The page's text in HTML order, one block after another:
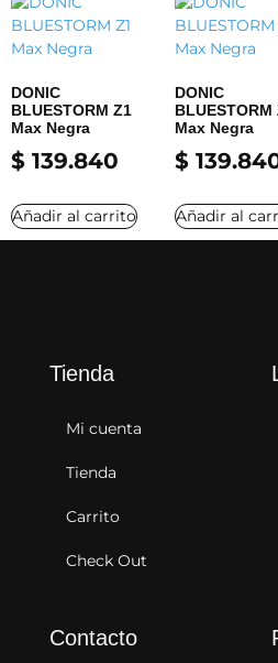
DONIC
BLUESTORM Z1
Max Negra
$ 139.840
Añadir al carrito
DONIC
BLUESTORM
Max Negra
$
Añadir al
Tienda
Mi cuenta
Tienda
Carrito
Check Out
Contacto